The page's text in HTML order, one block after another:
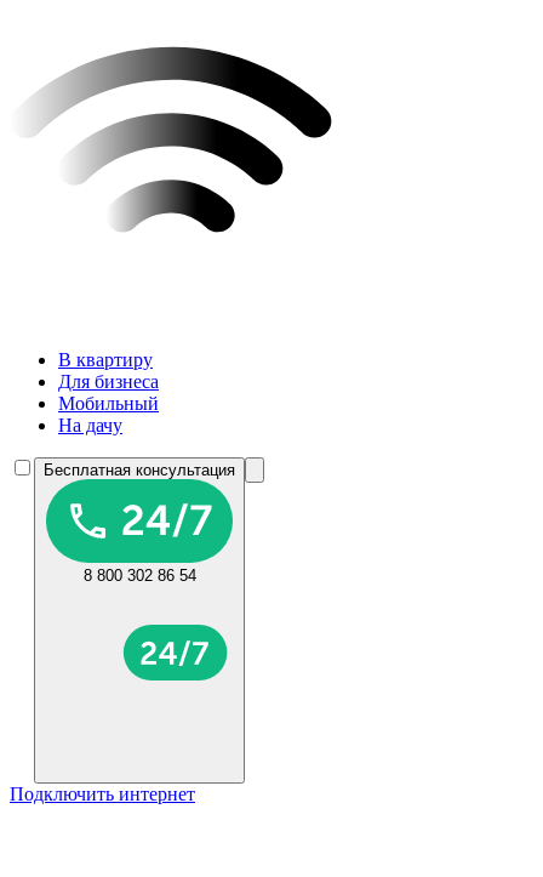
В квартиру
Для бизнеса
Мобильный
На дачу
Бесплатная консультация
8 800 302 86 54
Подключить интернет